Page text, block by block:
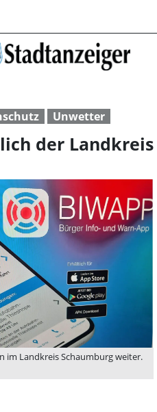
Wie warnt
Unwetter
der Landkreis
im Landkreis Schaumburg weiter.